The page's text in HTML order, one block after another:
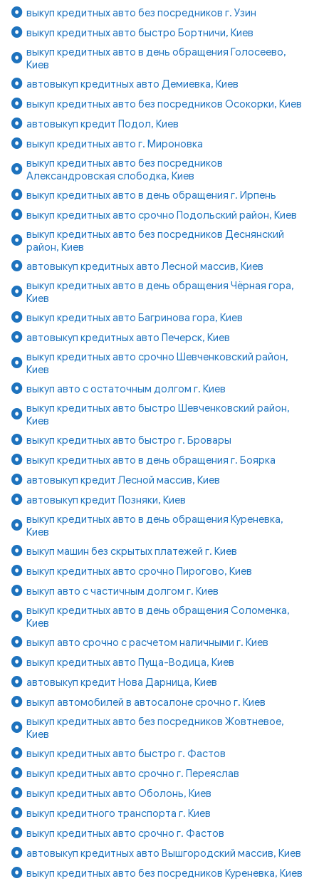
выкуп кредитных авто без посредников г. Узин
выкуп кредитных авто быстро Бортничи, Киев
выкуп кредитных авто в день обращения Голосеево,
Киев
автовыкуп кредитных авто Демиевка, Киев
выкуп кредитных авто без посредников Осокорки, Киев
автовыкуп кредит Подол, Киев
выкуп кредитных авто г. Мироновка
выкуп кредитных авто без посредников
Александровская слободка, Киев
выкуп кредитных авто в день обращения г. Ирпень
выкуп кредитных авто срочно Подольский район, Киев
выкуп кредитных авто без посредников Деснянский
район, Киев
автовыкуп кредитных авто Лесной массив, Киев
выкуп кредитных авто в день обращения Чёрная гора,
Киев
выкуп кредитных авто Багринова гора, Киев
автовыкуп кредитных авто Печерск, Киев
выкуп кредитных авто срочно Шевченковский район,
Киев
выкуп авто с остаточным долгом г. Киев
выкуп кредитных авто быстро Шевченковский район,
Киев
выкуп кредитных авто быстро г. Бровары
выкуп кредитных авто в день обращения г. Боярка
автовыкуп кредит Лесной массив, Киев
автовыкуп кредит Позняки, Киев
выкуп кредитных авто в день обращения Куреневка,
Киев
выкуп машин без скрытых платежей г. Киев
выкуп кредитных авто срочно Пирогово, Киев
выкуп авто с частичным долгом г. Киев
выкуп кредитных авто в день обращения Соломенка,
Киев
выкуп авто срочно с расчетом наличными г. Киев
выкуп кредитных авто Пуща-Водица, Киев
автовыкуп кредит Нова Дарница, Киев
выкуп автомобилей в автосалоне срочно г. Киев
выкуп кредитных авто без посредников Жовтневое,
Киев
выкуп кредитных авто быстро г. Фастов
выкуп кредитных авто срочно г. Переяслав
выкуп кредитных авто Оболонь, Киев
выкуп кредитного транспорта г. Киев
выкуп кредитных авто срочно г. Фастов
автовыкуп кредитных авто Вышгородский массив, Киев
выкуп кредитных авто без посредников Куреневка, Киев